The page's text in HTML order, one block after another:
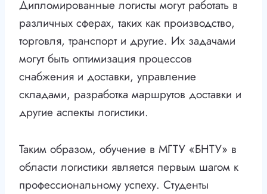
Дипломированные логисты могут работать в
различных сферах, таких как производство,
торговля, транспорт и другие. Их задачами
могут быть оптимизация процессов
снабжения и доставки, управление
складами, разработка маршрутов доставки и
другие аспекты логистики.
Таким образом, обучение в МГТУ «БНТУ» в
области логистики является первым шагом к
профессиональному успеху. Студенты